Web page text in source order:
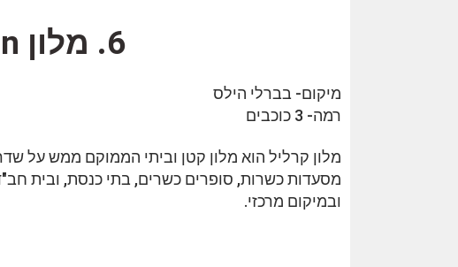
6. מלון Carlyle Inn
מיקום- בברלי הילס
רמה- 3 כוכבים
מסעדות כשרות, סופרים כשרים, בתי כנסת, ובית
ובמיקום מרכזי.